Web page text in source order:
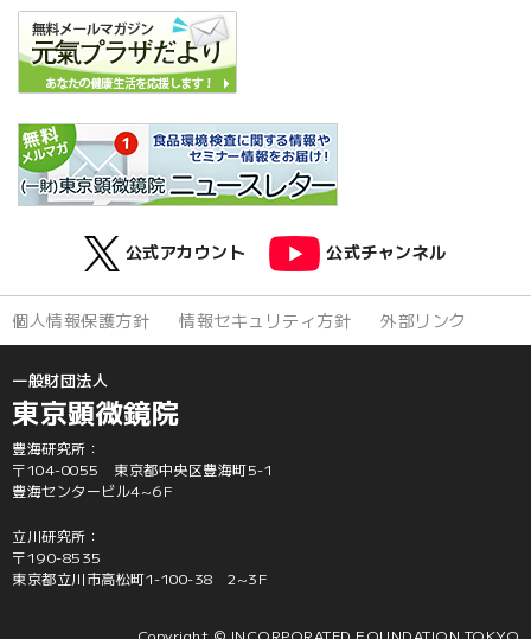
公式アカウント 公式チャンネル
個人情報保護方針 情報セキュリティ方針 外部リンク
一般財団法人
東京顕微鏡院
豊海研究所：
〒104-0055 東京都中央区豊海町5-1
豊海センタービル4~6F
立川研究所：
〒190-8535
東京都立川市高松町1-100-38 2~3F